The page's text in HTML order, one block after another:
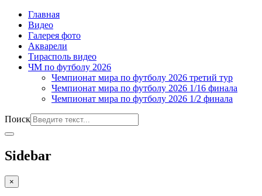
Главная
Видео
Галерея фото
Акварели
Тирасполь видео
ЧМ по футболу 2026
Чемпионат мира по футболу 2026 третий тур
Чемпионат мира по футболу 2026 1/16 финала
Чемпионат мира по футболу 2026 1/2 финала
Поиск
Sidebar
×